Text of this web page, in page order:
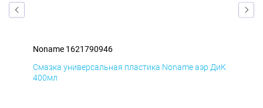
Noname 1621790946
Смазка универсальная пластика Noname аэр ДиК
400мл